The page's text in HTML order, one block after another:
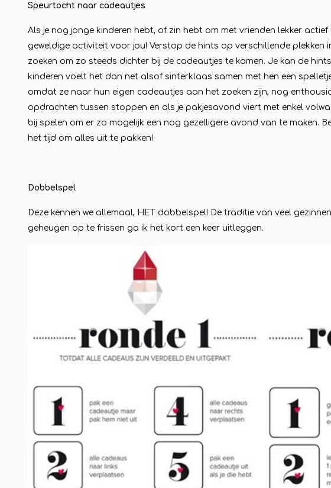
Speurtocht naar cadeautjes
Als je nog jonge kinderen hebt, of zin hebt om met vrienden lekker
geweldige activiteit voor jou! Verstop de hints op verschillende plekken
zoeken om zo steeds dichter bij de cadeautjes te komen. Je kan de
kinderen voelt het dan net alsof sinterklaas samen met hen een
omdat ze naar hun eigen cadeautjes aan het zoeken zijn, nog
opdrachten tussen stoppen en als je pakjesavond viert met enkel
bij spelen om er zo mogelijk een nog gezelligere avond van te maken.
het tijd om alles uit te pakken!
Dobbelspel
Deze kennen we allemaal, HET dobbelspel! De traditie van veel
geheugen op te frissen ga ik het kort een keer uitleggen.